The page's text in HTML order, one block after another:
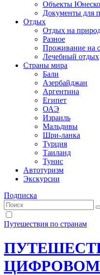
Объекты Юнеско
Документы для
Отдых
Отдых на
Разное
Проживание на
Лечебный отдых
Страны мира
Бали
Азербайджан
Аргентина
Египет
ОАЭ
Израиль
Мальдивы
Шри-ланка
Турция
Таиланд
Тунис
Автотуризм
Экскурсии
Подписка
Путешествия по странам